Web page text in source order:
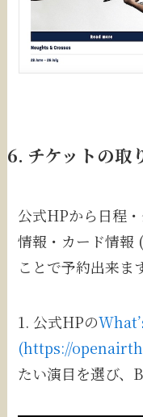
6. チケットの取
公式HPから日程
情報・カード情報
ことで予約出来ま
1. 公式HPの
(https://
たい演目を選び、